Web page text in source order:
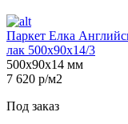
Паркет Елка
лак 500х90х14/3
500х90х14 мм
7 620 р/м2
Под заказ